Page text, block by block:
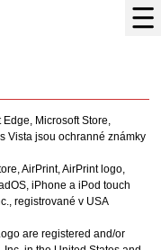
Edge, Microsoft Store,
Vista jsou ochranné známky
,AirPrint,AirPrintlogo,
,iPhone aiPod touch
, registrované v USA
are registered and/or